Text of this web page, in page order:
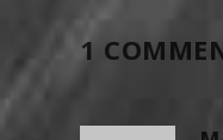
1